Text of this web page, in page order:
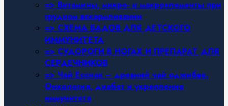
=> Витамины, микро- и макроэлементы при
грудном вскармливании
=> СХЕМА БАДОВ ДЛЯ ДЕТСКОГО
ИММУНИТЕТА
=> СУДОРОГИ В НОГАХ И ПРЕПАРАТ ДЛЯ
СЕРДЕЧНИКОВ
=> Чай Ессиак – древний чай оджибве.
Онкология, диабет и укрепление
иммунитета